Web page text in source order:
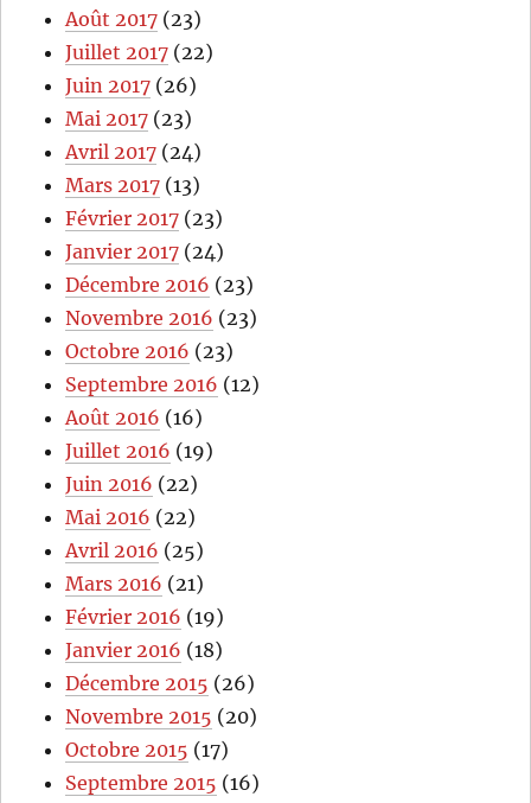
Août 2017 (23)
Juillet 2017 (22)
Juin 2017 (26)
Mai 2017 (23)
Avril 2017 (24)
Mars 2017 (13)
Février 2017 (23)
Janvier 2017 (24)
Décembre 2016 (23)
Novembre 2016 (23)
Octobre 2016 (23)
Septembre 2016 (12)
Août 2016 (16)
Juillet 2016 (19)
Juin 2016 (22)
Mai 2016 (22)
Avril 2016 (25)
Mars 2016 (21)
Février 2016 (19)
Janvier 2016 (18)
Décembre 2015 (26)
Novembre 2015 (20)
Octobre 2015 (17)
Septembre 2015 (16)